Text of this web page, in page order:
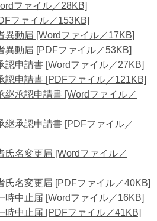
ファイル／28KB]
ファイル／153KB]
異動届 [Wordファイル／17KB]
異動届 [PDFファイル／53KB]
認申請書 [Wordファイル／27KB]
認申請書 [PDFファイル／121KB]
継承認申請書 [Wordファイル／
継承認申請書 [PDFファイル／
氏名変更届 [Wordファイル／
氏名変更届 [PDFファイル／40KB]
時中止届 [Wordファイル／16KB]
時中止届 [PDFファイル／41KB]